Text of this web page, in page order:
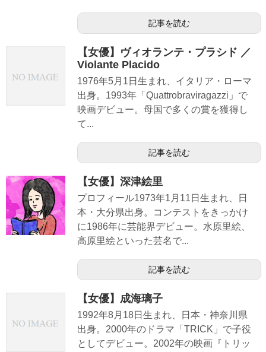
記事を読む
【女優】ヴィオランテ・プラシド ／
Violante Placido
1976年5月1日生まれ、イタリア・ローマ
出身。1993年「Quattrobraviragazzi」で
映画デビュー。母国で多くの賞を獲得し
て...
記事を読む
【女優】深津絵里
プロフィール1973年1月11日生まれ、日
本・大分県出身。コンテストをきっかけ
に1986年に芸能界デビュー。水原里絵、
高原里絵といった芸名で...
記事を読む
【女優】成海璃子
1992年8月18日生まれ、日本・神奈川県
出身。2000年のドラマ「TRICK」で子役
としてデビュー。2002年の映画『トリッ